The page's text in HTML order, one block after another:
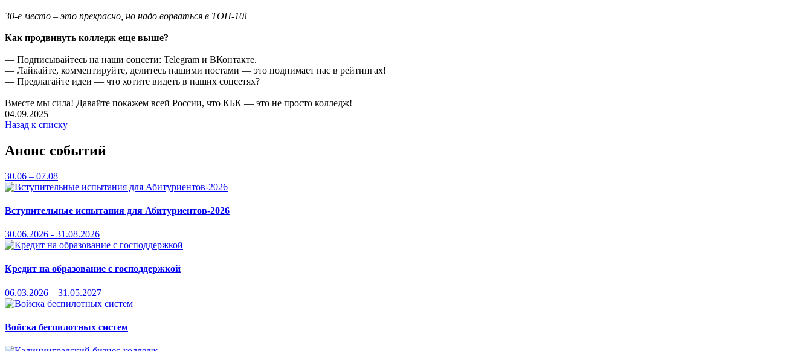
30-е место – это прекрасно, но надо ворваться в ТОП-10!
Как продвинуть колледж еще выше?
— Подписывайтесь на наши соцсети: Telegram и ВКонтакте.
— Лайкайте, комментируйте, делитесь нашими постами — это поднимает нас в рейтингах!
— Предлагайте идеи — что хотите видеть в наших соцсетях?
Вместе мы сила! Давайте покажем всей России, что КБК — это не просто колледж!
04.09.2025
Назад к списку
Анонс событий
30.06 – 07.08
Вступительные испытания для Абитуриентов-2026
30.06.2026 - 31.08.2026
Кредит на образование с господдержкой
06.03.2026 – 31.05.2027
Войска беспилотных систем